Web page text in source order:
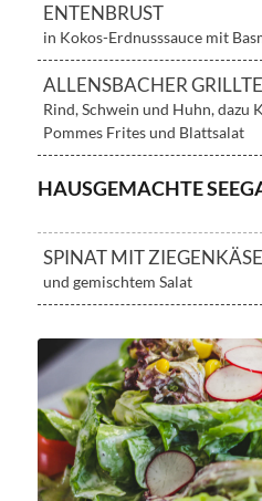
ENTENBRUST
in Kokos-Erdnusssauce mit
ALLENSBACHER
Rind, Schwein und Huhn, dazu
Pommes Frites und Blattsalat
HAUSGEMACHTE
SPINAT MIT ZIEGENKÄSE
und gemischtem Salat